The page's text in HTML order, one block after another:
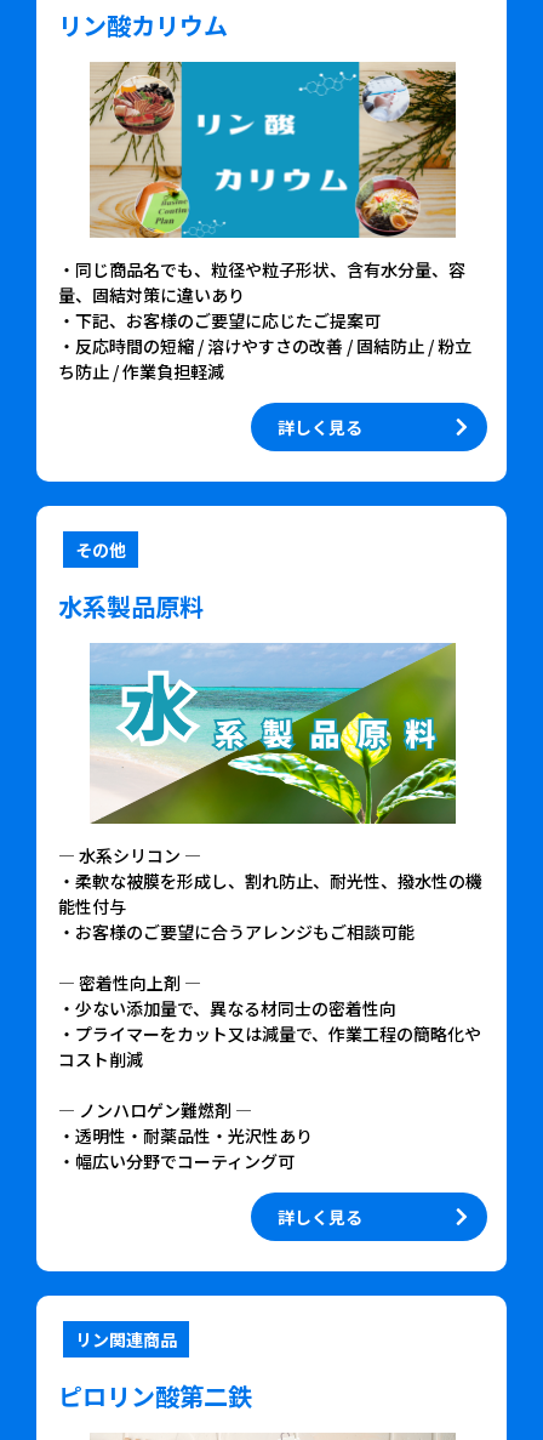
リン酸カリウム
・同じ商品名でも、粒径や粒子形状、含有水分量、容
量、固結対策に違いあり
・下記、お客様のご要望に応じたご提案可
・反応時間の短縮 / 溶けやすさの改善 / 固結防止 / 粉立
ち防止 / 作業負担軽減
詳しく見る
その他
水系製品原料
— 水系シリコン —
・柔軟な被膜を形成し、割れ防止、耐光性、撥水性の機
能性付与
・お客様のご要望に合うアレンジもご相談可能
— 密着性向上剤 —
・少ない添加量で、異なる材同士の密着性向
・プライマーをカット又は減量で、作業工程の簡略化や
コスト削減
— ノンハロゲン難燃剤 —
・透明性・耐薬品性・光沢性あり
・幅広い分野でコーティング可
詳しく見る
リン関連商品
ピロリン酸第二鉄